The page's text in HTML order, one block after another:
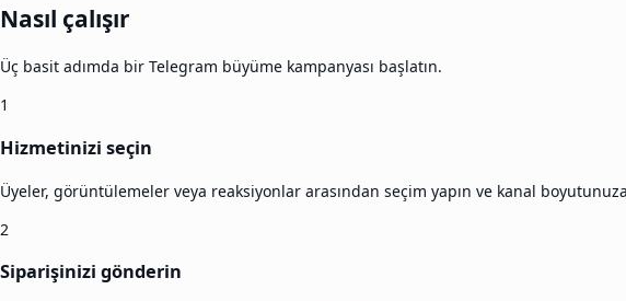
Nasıl çalışır
Üç basit adımda bir Telegram büyüme kampanyası başlatın.
1
Hizmetinizi seçin
Üyeler, görüntülemeler veya reaksiyonlar arasından seçim yapın ve kanal
2
Siparişinizi gönderin